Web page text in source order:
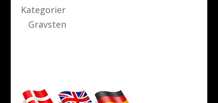
Kategorier
Gravsten